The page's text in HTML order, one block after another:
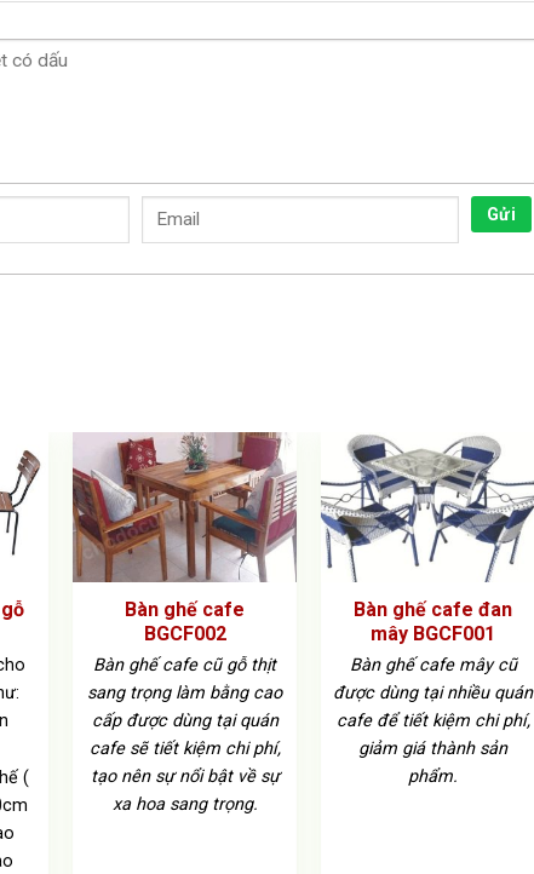
Gửi
(
Bàn ghế cafe
BGCF002
Bàn ghế cafe cũ gỗ thịt
sang trọng làm bằng cao
cấp được dùng tại quán
cafe sẽ tiết kiệm chi phí,
tạo nên sự nổi bật về sự
xa hoa sang trọng.
Bàn ghế cafe đan
mây BGCF001
Bàn ghế cafe mây cũ
được dùng tại nhiều quán
cafe để tiết kiệm chi phí,
giảm giá thành sản
phẩm.